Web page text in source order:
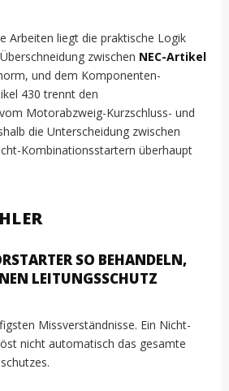
Arbeiten liegt die praktische Logik
zwischen NEC-Artikel
und dem Komponenten-
430 trennt den
Motorabzweig-Kurzschluss- und
die Unterscheidung zwischen
Kombinationsstartern überhaupt
SO BEHANDELN,
LEITUNGSSCHUTZ
Missverständnisse. Ein Nicht-
nicht automatisch das gesamte